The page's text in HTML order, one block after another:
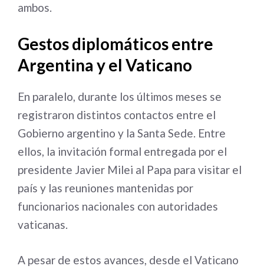
ambos.
Gestos diplomáticos entre
Argentina y el Vaticano
En paralelo, durante los últimos meses se
registraron distintos contactos entre el
Gobierno argentino y la Santa Sede. Entre
ellos, la invitación formal entregada por el
presidente Javier Milei al Papa para visitar el
país y las reuniones mantenidas por
funcionarios nacionales con autoridades
vaticanas.
A pesar de estos avances, desde el Vaticano